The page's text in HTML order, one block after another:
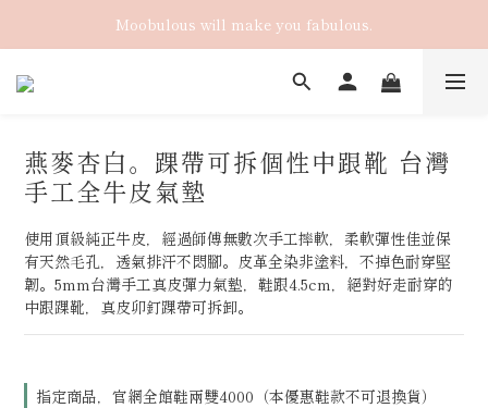
Moobulous will make you fabulous.
燕麥杏白。踝帶可拆個性中跟靴 台灣
手工全牛皮氣墊
使用頂級純正牛皮，經過師傅無數次手工摔軟，柔軟彈性佳並保
有天然毛孔，透氣排汗不悶腳。皮革全染非塗料，不掉色耐穿堅
韌。5mm台灣手工真皮彈力氣墊，鞋跟4.5cm，絕對好走耐穿的
中跟踝靴，真皮卯釘踝帶可拆卸。
指定商品，官網全館鞋兩雙4000（本優惠鞋款不可退換貨）